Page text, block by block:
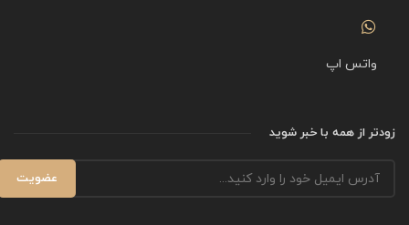
واتس اپ
زودتر از همه با خبر شوید